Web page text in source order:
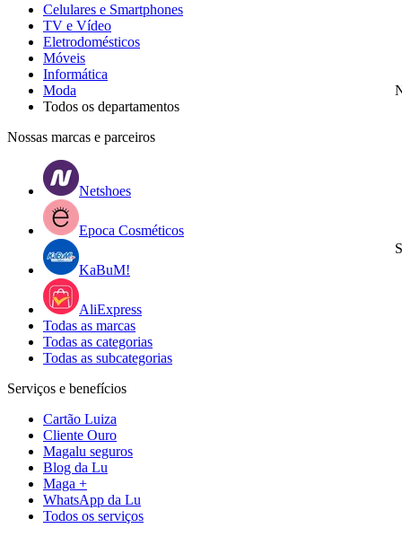
Celulares e Smartphones
TV e Vídeo
Eletrodomésticos
Móveis
Informática
Moda
Todos os departamentos
Nossas marcas e parceiros
Netshoes
Epoca Cosméticos
KaBuM!
AliExpress
Todas as marcas
Todas as categorias
Todas as subcategorias
Serviços e benefícios
Cartão Luiza
Cliente Ouro
Magalu seguros
Blog da Lu
Maga +
WhatsApp da Lu
Todos os serviços